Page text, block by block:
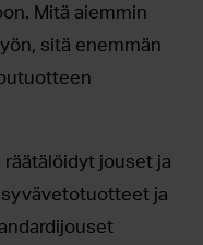
Mitä aiemmin
sitä enemmän
jouset ja
ja